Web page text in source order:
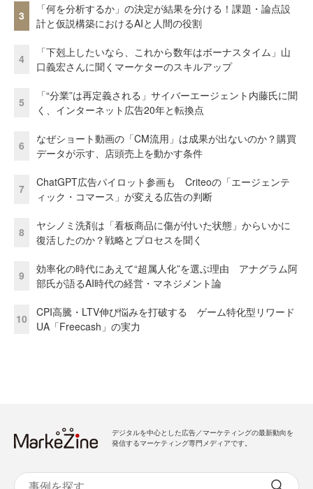
3
「何を分析するか」の決定が結果を分ける！課題・論点設
計と仮説構築におけるAIと人間の役割
4
「下剋上したいなら、これから数年はボーナスタイム」山
口義宏さんに聞くマーケターのスキルアップ
5
「“分業”は再定義される」サイバーエージェント内藤氏に聞
く、インターネット広告20年と転換点
6
なぜショート動画の「CM流用」は成果が出ないのか？購買
データが示す、店頭売上を動かす条件
7
ChatGPT広告パイロット参画も Criteoの「エージェンテ
ィック・コマース」が変える広告の判断
8
ヤシノミ洗剤は「看板商品に傷が付いた状態」からいかに
復活したのか？戦略とプロセスを聞く
9
効率化の時代にあえて“超属人化”を選ぶ理由 アナグラム阿
部氏が語るAI時代の経営・マネジメント論
10
CPI高騰・LTV伸び悩みを打破する ゲーム特化型リワード
UA「Freecash」の実力
デジタルを中心とした広告／マーケティングの最新動向を
発信するマーケティング専門メディアです。